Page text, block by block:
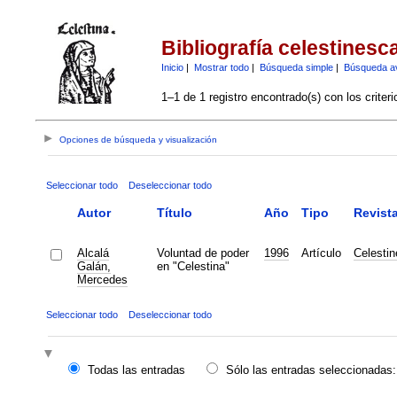
Bibliografía
Inicio| Mostrar todo| Búsqueda simple| Búsqueda
1–1 de 1 registro encontrado(s) con los
Opciones de búsqueda y visualización
Seleccionar todo Deseleccionar todo
Autor Título Año Tipo
Alcalá
Galán,
Mercedes
Voluntad de poder
en "Celestina"
1996 Artículo
Seleccionar todo Deseleccionar todo
Todas las entradas
Sólo las entradas seleccionadas: